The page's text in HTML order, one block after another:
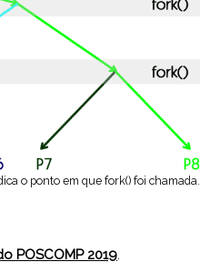
o ponto em que fork() foi chamada.
POSCOMP 2019.